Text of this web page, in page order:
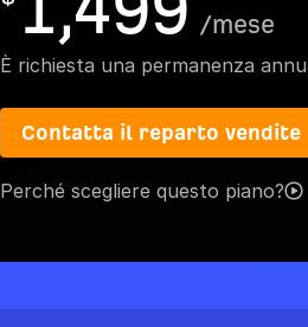
/mese
È richiesta una permanenza
Contatta il reparto vendite
Perché scegliere questo piano?